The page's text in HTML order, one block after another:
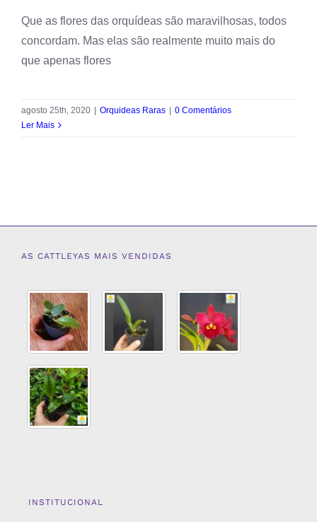
Que as flores das orquídeas são maravilhosas, todos
concordam. Mas elas são realmente muito mais do
que apenas flores
agosto 25th, 2020 | Orquideas Raras | 0 Comentários
Ler Mais
AS CATTLEYAS MAIS VENDIDAS
INSTITUCIONAL